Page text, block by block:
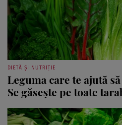
DIETĂ ȘI NUTRIȚIE
Leguma care te ajută
Se găsește pe toate